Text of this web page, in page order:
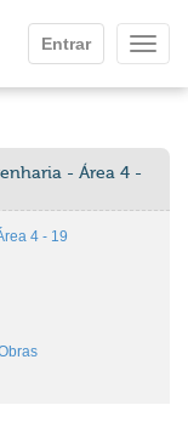
Entrar
- Área 4 -
4 - 19